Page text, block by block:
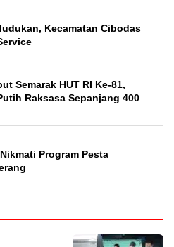
Kecamatan Cibodas
Semarak HUT RI Ke-81,
Raksasa Sepanjang 400
Program Pesta